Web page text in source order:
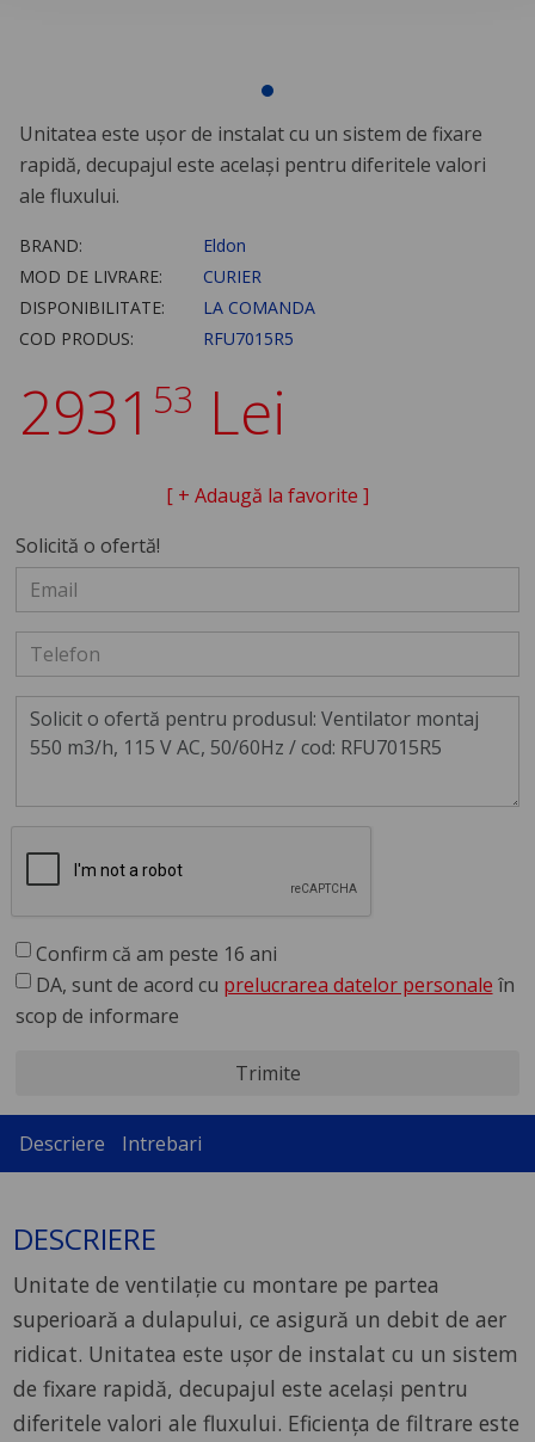
Unitatea este uşor de instalat cu un sistem de fixare
rapidă, decupajul este acelaşi pentru diferitele valori
ale fluxului.
BRAND:
Eldon
MOD DE LIVRARE:
CURIER
DISPONIBILITATE:
LA COMANDA
COD PRODUS:
RFU7015R5
2931 53 Lei
[ + Adaugă la favorite ]
Solicită o ofertă!
Confirm că am peste 16 ani
DA, sunt de acord cu prelucrarea datelor personale în
scop de informare
Trimite
Descriere Intrebari
DESCRIERE
Unitate de ventilaţie cu montare pe partea
superioară a dulapului, ce asigură un debit de aer
ridicat. Unitatea este uşor de instalat cu un sistem
de fixare rapidă, decupajul este acelaşi pentru
diferitele valori ale fluxului. Eficiența de filtrare este